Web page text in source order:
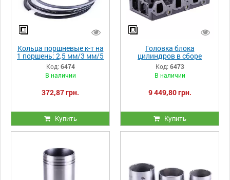
Кольца поршневые к-т на
1 поршень: 2,5 мм/3 мм/5
мм JD3102/JD2102
Код: 6474
В наличии
372,87 грн.
Купить
Головка блока
цилиндров в сборе
JD3102
Код: 6473
В наличии
9 449,80 грн.
Купить